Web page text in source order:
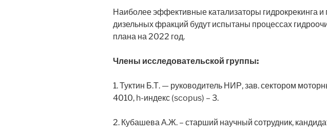
Наиболее эффективные катализаторы гидрокрекинга
дизельных фракций будут испытаны процессах
плана на 2022 год.
Члены исследовательской группы:
1. Туктин Б.Т. — руководитель НИР, зав. сектором
4010, h-индекс (scopus) – 3.
2. Кубашева А.Ж. – старший научный сотрудник,